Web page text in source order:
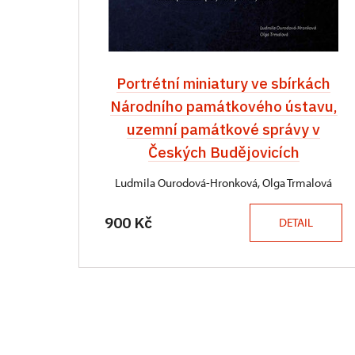
Portrétní miniatury ve sbírkách
Národního památkového ústavu,
uzemní památkové správy v
Českých Budějovicích
Ludmila Ourodová-Hronková, Olga Trmalová
900 Kč DETAIL